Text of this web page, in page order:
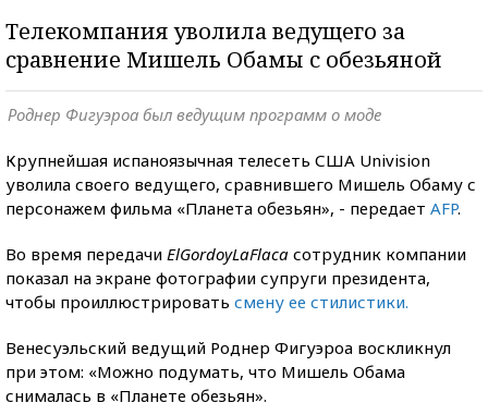
Телекомпания уволила ведущего за
сравнение Мишель Обамы с обезьяной
Роднер Фигуэроа был ведущим программ о моде
Крупнейшая испаноязычная телесеть США Univision
уволила своего ведущего, сравнившего Мишель Обаму с
персонажем фильма «Планета обезьян», - передает AFP.
Во время передачи ElGordoyLaFlaca сотрудник компании
показал на экране фотографии супруги президента,
чтобы проиллюстрировать смену ее стилистики.
Венесуэльский ведущий Роднер Фигуэроа воскликнул
при этом: «Можно подумать, что Мишель Обама
снималась в «Планете обезьян».